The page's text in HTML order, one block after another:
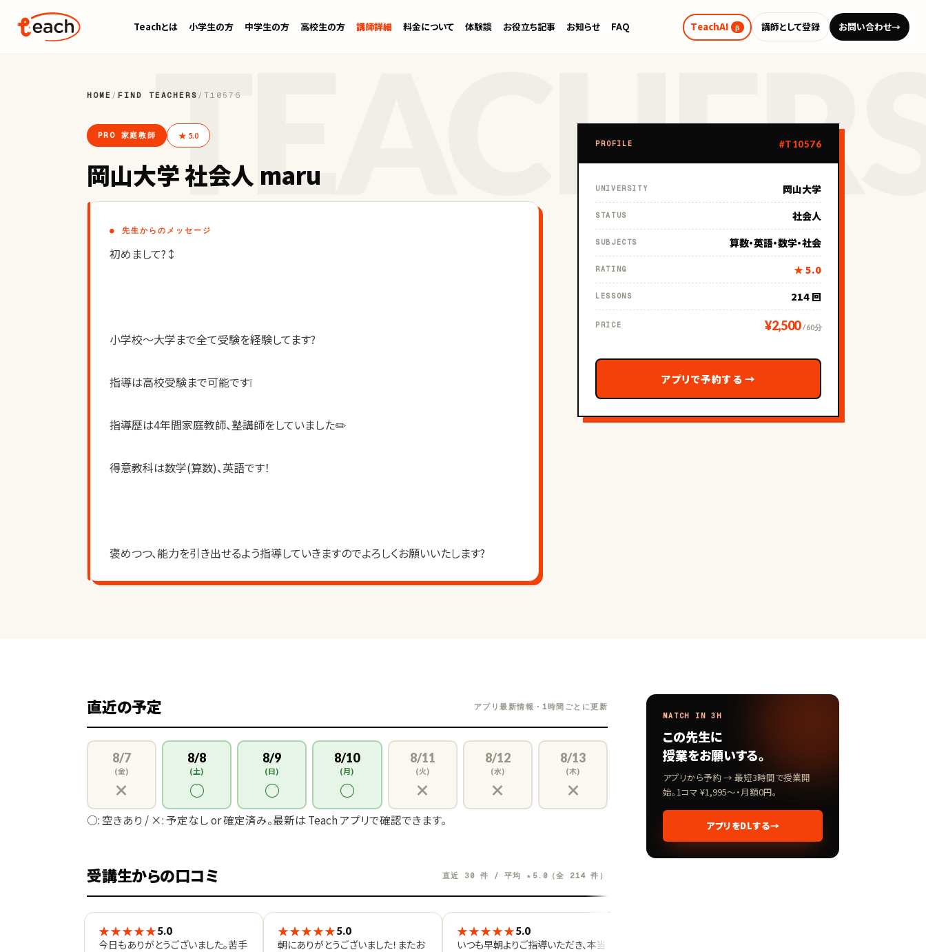
Teachとは 小学生の方 中学生の方 高校生の方 講師詳細 料金について 体験談 お役立ち記事 お知らせ FAQ TeachAI β 講師として登録 お問い合わせ→
HOME / FIND TEACHERS /T10576
PRO 家庭教師 ★ 5.0
岡山大学 社会人 maru
● 先生からのメッセージ
初めまして?↕️
小学校〜大学まで全て受験を経験してます?
指導は高校受験まで可能です❕
指導歴は4年間家庭教師、塾講師をしていました✏️
得意教科は数学(算数)、英語です！
褒めつつ、能力を引き出せるよう指導していきますのでよろしくお願いいたします?
PROFILE #T10576
UNIVERSITY 岡山大学
STATUS 社会人
SUBJECTS 算数・英語・数学・社会
RATING ★ 5.0
LESSONS 214 回
PRICE ¥2,500 / 60分
アプリで予約する→
直近の予定 アプリ最新情報・1時間ごとに更新
8/7
(金)
×
8/8
(土)
○
8/9
(日)
○
8/10
(月)
○
8/11
(火)
×
8/12
(水)
×
8/13
(木)
×
○: 空きあり / ×: 予定なし or 確定済み。最新は Teach アプリで確認できます。
受講生からの口コミ 直近 30 件 / 平均 ★5.0（全 214 件）
★★★★★5.0
今日もありがとうございました。苦手
★★★★★5.0
朝にありがとうございました！またお
★★★★★5.0
いつも早朝よりご指導いただき、本当
MATCH IN 3H
この先生に
授業をお願いする。
アプリから予約 → 最短3時間で授業開
始。1コマ ¥1,995〜・月額0円。
アプリをDLする→